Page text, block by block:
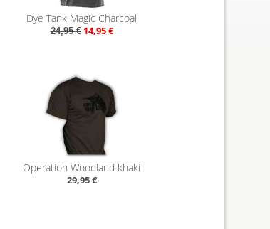
Dye Tank Magic Charcoal
24,95 €14,95 €
Operation Woodland khaki
29,95 €